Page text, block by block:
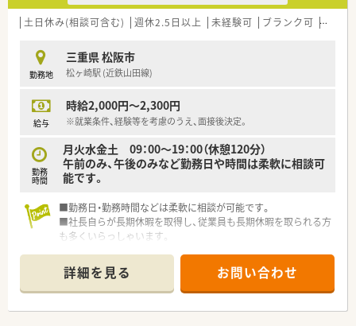
土日休み(相談可含む) 週休2.5日以上 未経験可 ブランク可 車通
勤務地
三重県 松阪市
松ヶ崎駅 (近鉄山田線)
給与
時給2,000円～2,300円
※就業条件、経験等を考慮のうえ、面接後決定。
勤務
時間
月火水金土 09：00～19：00（休憩120分）
午前のみ、午後のみなど勤務日や時間は柔軟に相談可
能です。
■勤務日・勤務時間などは柔軟に相談が可能です。
■社長自らが長期休暇を取得し、従業員も長期休暇を取られる方
も多くいらっしゃいます。
す。
詳細を見る お問い合わせ